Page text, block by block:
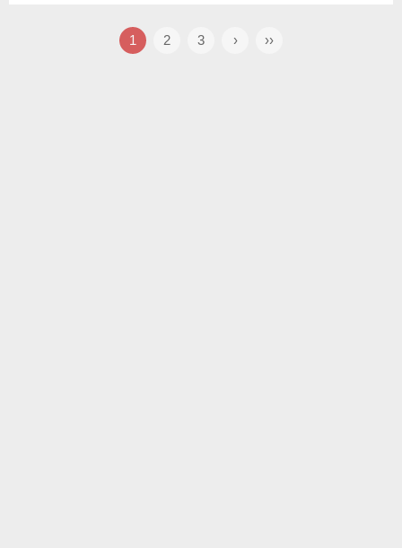
1 2 3 › ››